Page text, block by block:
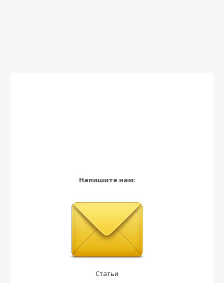
Напишите нам:
Статьи